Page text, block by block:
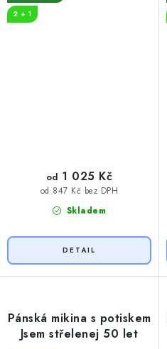
2 + 1
Skladem
od 847 Kč bez DPH
od 1 025 Kč
Pánská mikina s potiskem
Jsem střelenej 50 let